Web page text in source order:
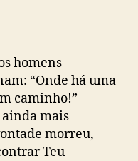
homens
“Onde há uma
caminho!”
ainda mais
morreu,
Teu